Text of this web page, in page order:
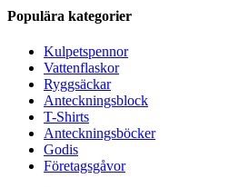
Populära kategorier
Kulpetspennor
Vattenflaskor
Ryggsäckar
Anteckningsblock
T-Shirts
Anteckningsböcker
Godis
Företagsgåvor